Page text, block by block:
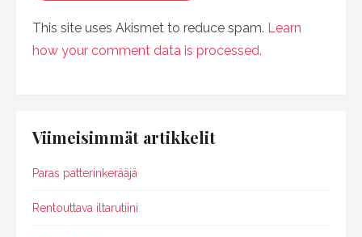
This site uses Akismet to reduce spam. Learn
how your comment data is processed.
Viimeisimmät artikkelit
Paras patterinkerääjä
Rentouttava iltarutiini